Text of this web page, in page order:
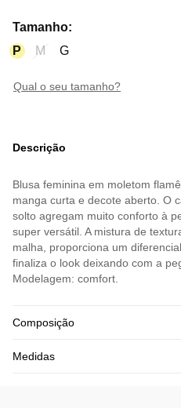
Tamanho:
P
M G
qual o seu tamanho?
Descrição
Blusa feminina em moletom
manga curta e decote aberto. O
solto agregam muito conforto à
super versátil. A mistura de
malha, proporciona um
finaliza o look deixando com a
Modelagem: comfort.
Composição
Medidas